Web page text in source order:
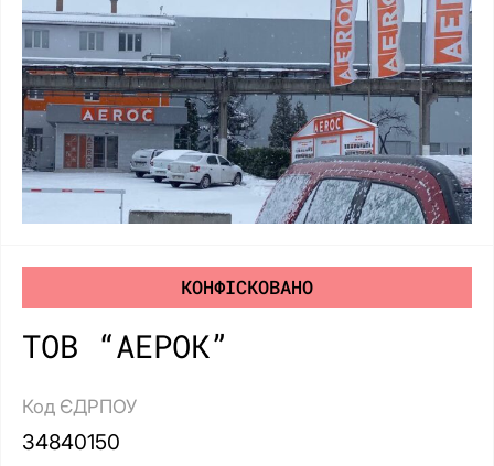
КОНФІСКОВАНО
ТОВ “АЕРОК”
Код ЄДРПОУ
34840150